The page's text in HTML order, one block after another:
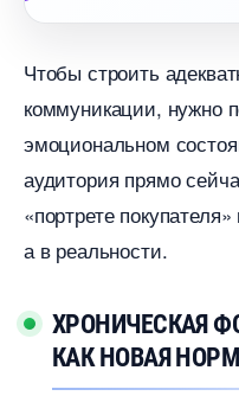
Чтобы строить
коммуникации, нужно
эмоциональном
аудитория прямо
«портрете
а в реальности.
ХРОНИЧЕСКАЯ
КАК НОВАЯ